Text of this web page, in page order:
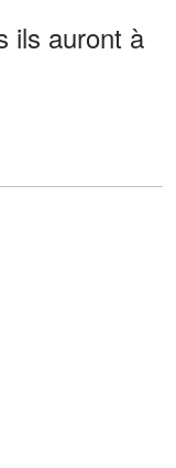
ils auront à